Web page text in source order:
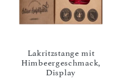
Lakritzstange mit
Himbeergeschmack,
Display